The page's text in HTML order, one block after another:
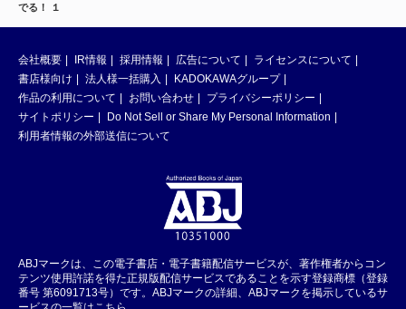
でる！ １
会社概要 IR情報 採用情報 広告について
ライセンスについて
書店様向け
法人様一括購入
KADOKAWAグループ
作品の利用について
お問い合わせ
プライバシーポリシー
サイトポリシー
Do Not Sell or Share My Personal Information
利用者情報の外部送信について
ABJマークは、この電子書店・電子書籍配信サービスが、著作権者からコン
テンツ使用許諾を得た正規版配信サービスであることを示す登録商標（登録
番号 第6091713号）です。ABJマークの詳細、ABJマークを掲示しているサ